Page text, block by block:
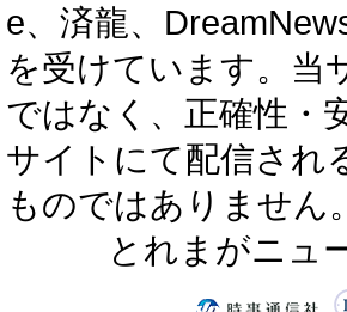
e、済龍、
を受けています。当
ではなく、正確性・
サイトにて配信され
ものではありません。
とれまがニュ